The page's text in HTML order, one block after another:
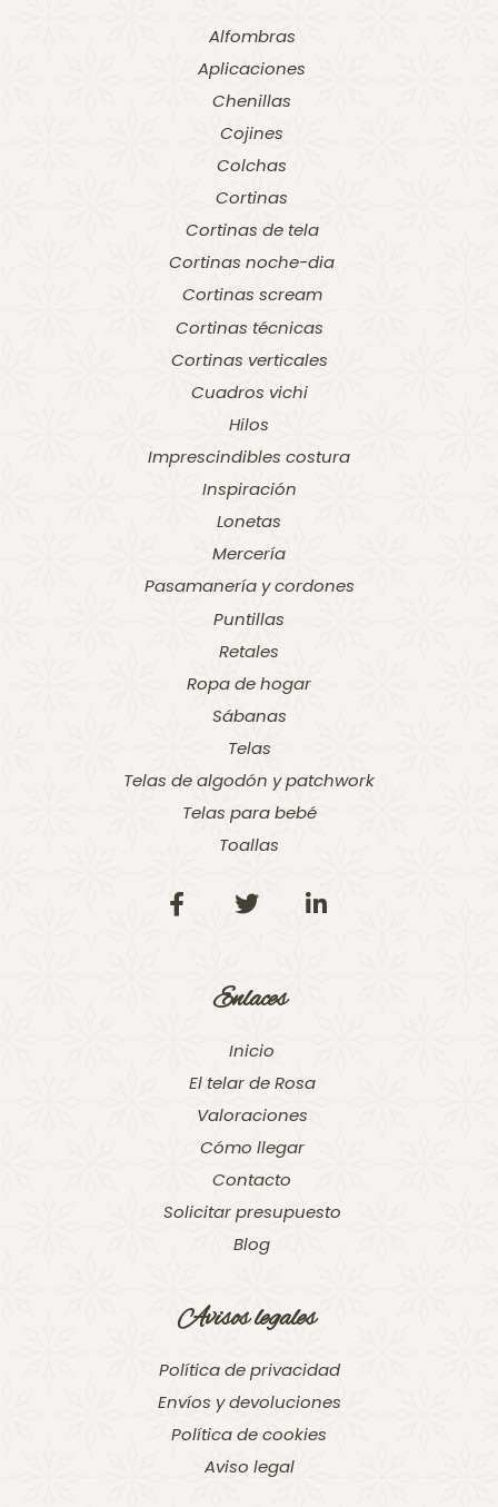
Alfombras
Aplicaciones
Chenillas
Cojines
Colchas
Cortinas
Cortinas de tela
Cortinas noche-dia
Cortinas scream
Cortinas técnicas
Cortinas verticales
Cuadros vichi
Hilos
Imprescindibles costura
Inspiración
Lonetas
Mercería
Pasamanería y cordones
Puntillas
Retales
Ropa de hogar
Sábanas
Telas
Telas de algodón y patchwork
Telas para bebé
Toallas
Enlaces
Inicio
El telar de Rosa
Valoraciones
Cómo llegar
Contacto
Solicitar presupuesto
Blog
Avisos legales
Política de privacidad
Envíos y devoluciones
Política de cookies
Aviso legal